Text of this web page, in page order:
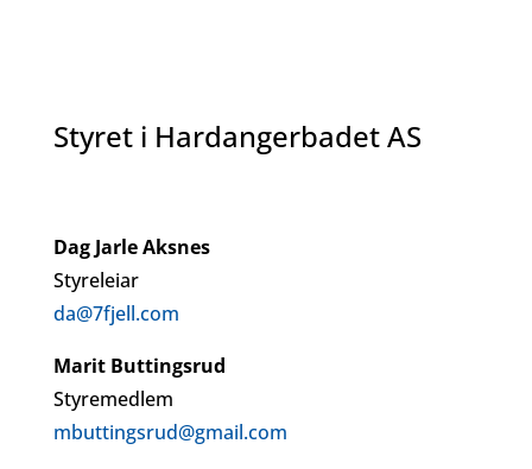
Styret i Hardangerbadet AS
Dag Jarle Aksnes
Styreleiar
da@7fjell.com
Marit Buttingsrud
Styremedlem
mbuttingsrud@gmail.com